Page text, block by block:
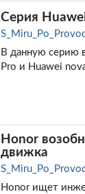
Серия
В данную серию
Pro и Huawei
Honor
движка
Honor ищет